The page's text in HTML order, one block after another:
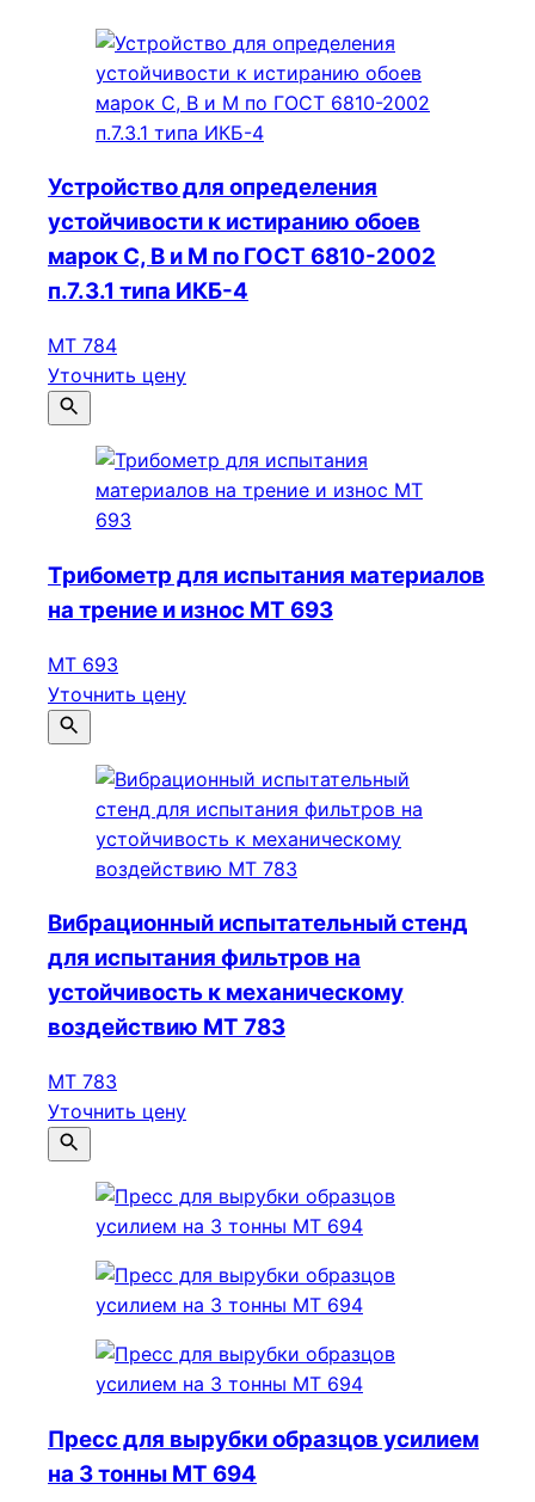
Устройство для определения
устойчивости к истиранию обоев
марок С, В и М по ГОСТ 6810-2002
п.7.3.1 типа ИКБ-4
МТ 784
Уточнить цену
Трибометр для испытания материалов
на трение и износ МТ 693
МТ 693
Уточнить цену
Вибрационный испытательный стенд
для испытания фильтров на
устойчивость к механическому
воздействию МТ 783
МТ 783
Уточнить цену
Пресс для вырубки образцов усилием
на 3 тонны МТ 694